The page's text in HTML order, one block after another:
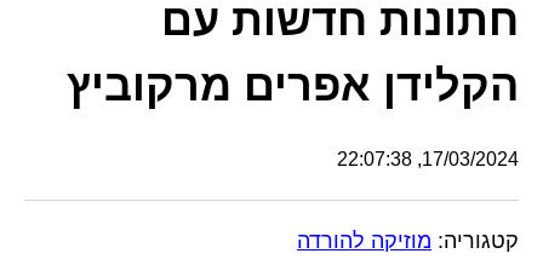
חתונות חדשות עם
הקלידן אפרים מרקוביץ
17/03/2024, 22:07:38
קטגוריה: מוזיקה להורדה